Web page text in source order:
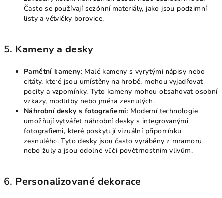
Často se používají sezónní materiály, jako jsou podzimní
listy a větvičky borovice.
5. Kameny a desky
Pamětní kameny: Malé kameny s vyrytými nápisy nebo
citáty, které jsou umístěny na hrobě, mohou vyjadřovat
pocity a vzpomínky. Tyto kameny mohou obsahovat osobní
vzkazy, modlitby nebo jména zesnulých.
Náhrobní desky s fotografiemi: Moderní technologie
umožňují vytvářet náhrobní desky s integrovanými
fotografiemi, které poskytují vizuální připomínku
zesnulého. Tyto desky jsou často vyráběny z mramoru
nebo žuly a jsou odolné vůči povětrnostním vlivům.
6. Personalizované dekorace